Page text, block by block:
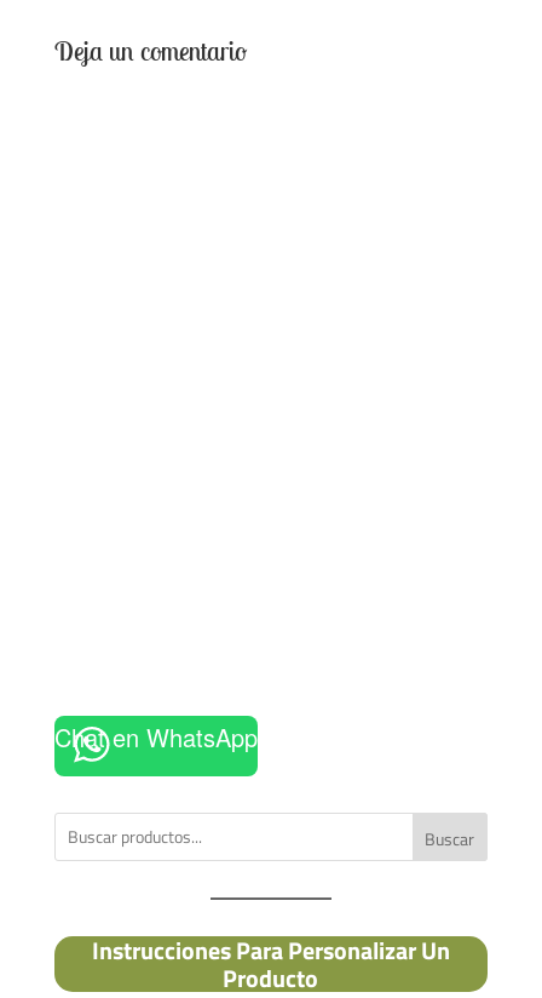
Deja un comentario
Chat en WhatsApp
Buscar
Instrucciones Para Personalizar Un
Producto